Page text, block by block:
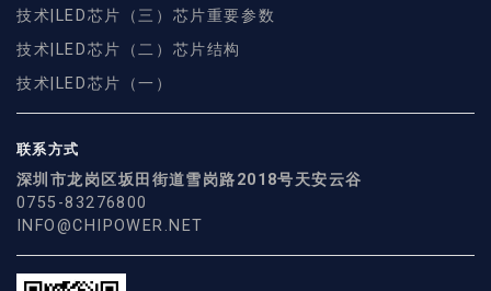
技术|LED芯片（三）芯片重要参数
技术|LED芯片（二）芯片结构
技术|LED芯片（一）
联系方式
深圳市龙岗区坂田街道雪岗路2018号天安云谷
0755-83276800
INFO@CHIPOWER.NET